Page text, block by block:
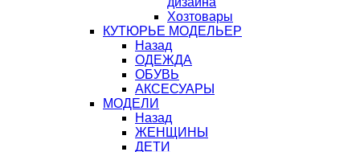
Хозтовары
КУТЮРЬЕ МОДЕЛЬЕР
Назад
ОДЕЖДА
ОБУВЬ
АКСЕСУАРЫ
МОДЕЛИ
Назад
ЖЕНЩИНЫ
ДЕТИ